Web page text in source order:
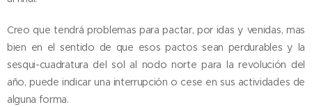
Creo que tendrá problemas para pactar, por idas y venidas, mas
bien en el sentido de que esos pactos sean perdurables y la
sesqui-cuadratura del sol al nodo norte para la revolución del
año, puede indicar una interrupción o cese en sus actividades de
alguna forma.